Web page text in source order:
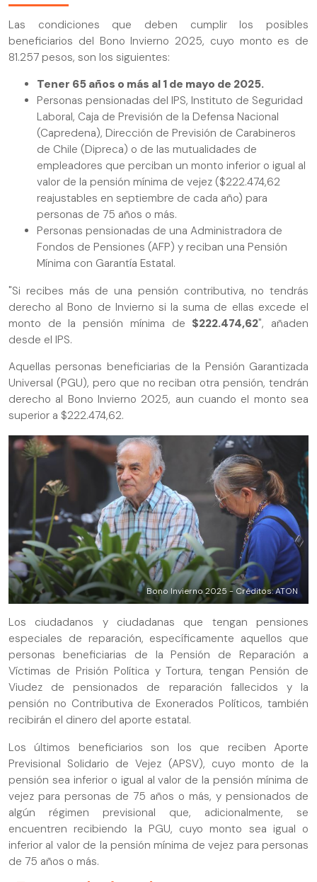
Las condiciones que deben cumplir los posibles
beneficiarios del Bono Invierno 2025, cuyo monto es de
81.257 pesos, son los siguientes:
Tener 65 años o más al 1 de mayo de 2025.
Personas pensionadas del IPS, Instituto de Seguridad
Laboral, Caja de Previsión de la Defensa Nacional
(Capredena), Dirección de Previsión de Carabineros
de Chile (Dipreca) o de las mutualidades de
empleadores que perciban un monto inferior o igual al
valor de la pensión mínima de vejez ($222.474,62
reajustables en septiembre de cada año) para
personas de 75 años o más.
Personas pensionadas de una Administradora de
Fondos de Pensiones (AFP) y reciban una Pensión
Mínima con Garantía Estatal.
"Si recibes más de una pensión contributiva, no tendrás
derecho al Bono de Invierno si la suma de ellas excede el
monto de la pensión mínima de $222.474,62", añaden
desde el IPS.
Aquellas personas beneficiarias de la Pensión Garantizada
Universal (PGU), pero que no reciban otra pensión, tendrán
derecho al Bono Invierno 2025, aun cuando el monto sea
superior a $222.474,62.
Bono Invierno 2025 - Créditos: ATON
Los ciudadanos y ciudadanas que tengan pensiones
especiales de reparación, específicamente aquellos que
personas beneficiarias de la Pensión de Reparación a
Víctimas de Prisión Política y Tortura, tengan Pensión de
Viudez de pensionados de reparación fallecidos y la
pensión no Contributiva de Exonerados Políticos, también
recibirán el dinero del aporte estatal.
Los últimos beneficiarios son los que reciben Aporte
Previsional Solidario de Vejez (APSV), cuyo monto de la
pensión sea inferior o igual al valor de la pensión mínima de
vejez para personas de 75 años o más, y pensionados de
algún régimen previsional que, adicionalmente, se
encuentren recibiendo la PGU, cuyo monto sea igual o
inferior al valor de la pensión mínima de vejez para personas
de 75 años o más.